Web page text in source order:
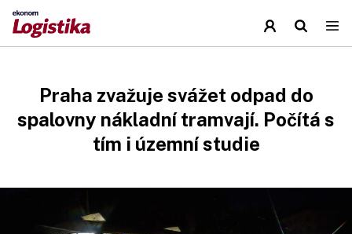
Praha zvažuje svážet odpad do
spalovny nákladní tramvají. Počítá s
tím i územní studie